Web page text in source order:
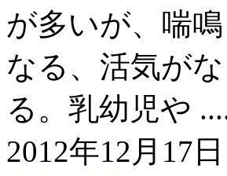
が多いが、喘
なる、活気が
る。乳幼児や
2012年12月17